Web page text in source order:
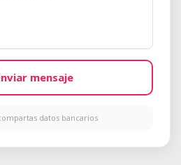
mensaje
datos bancarios